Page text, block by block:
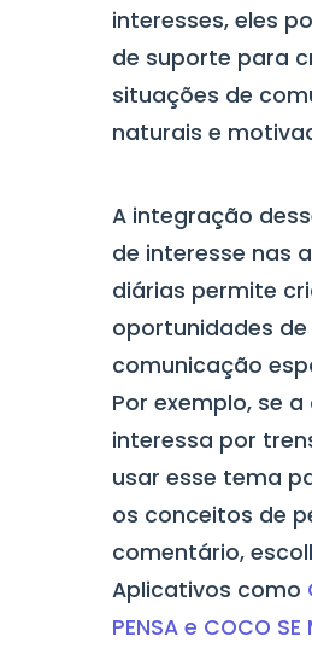
interesses, eles
de suporte para
situações de
naturais e
A integração
de interesse nas
diárias permite
oportunidades de
comunicação
Por exemplo, se
interessa por
usar esse tema
os conceitos de
comentário,
Aplicativos como
PENSA e COCO SE